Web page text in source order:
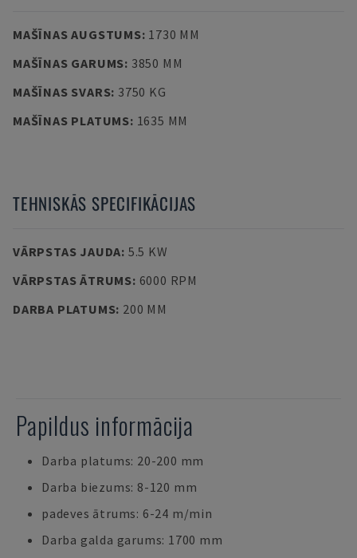
MAŠĪNAS AUGSTUMS: 1730 MM
MAŠĪNAS GARUMS: 3850 MM
MAŠĪNAS SVARS: 3750 KG
MAŠĪNAS PLATUMS: 1635 MM
TEHNISKĀS SPECIFIKĀCIJAS
VĀRPSTAS JAUDA: 5.5 KW
VĀRPSTAS ĀTRUMS: 6000 RPM
DARBA PLATUMS: 200 MM
Papildus informācija
Darba platums: 20-200 mm
Darba biezums: 8-120 mm
padeves ātrums: 6-24 m/min
Darba galda garums: 1700 mm